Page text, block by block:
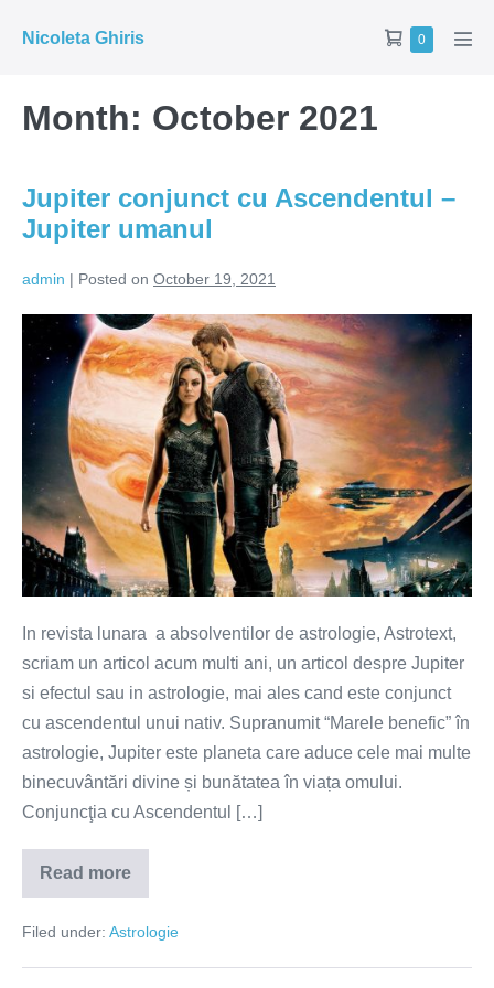
Nicoleta Ghiris
Shopping
0Items
Month: October 2021
Jupiter conjunct cu Ascendentul –
Jupiter umanul
admin | Posted on October 19, 2021
Jupiter
conjunct
Ascendentul
Jupiter
umanul
In revista lunara a absolventilor de astrologie, Astrotext,
scriam un articol acum multi ani, un articol despre Jupiter
si efectul sau in astrologie, mai ales cand este conjunct
cu ascendentul unui nativ. Supranumit “Marele benefic” în
astrologie, Jupiter este planeta care aduce cele mai multe
binecuvântări divine și bunătatea în viața omului.
Conjuncţia cu Ascendentul […]
Read more
Jupiter
conjunct
Ascendentul
Jupiter
Filed under: Astrologie